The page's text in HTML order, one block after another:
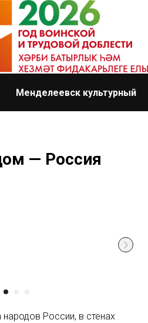
Менделеевск культурный
— Россия
России, в стенах